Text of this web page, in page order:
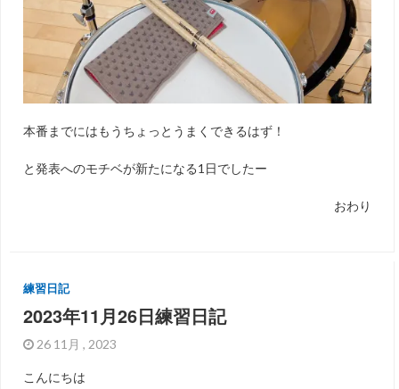
本番までにはもうちょっとうまくできるはず！
と発表へのモチベが新たになる1日でしたー
おわり
練習日記
2023年11月26日練習日記
26 11月 , 2023
こんにちは